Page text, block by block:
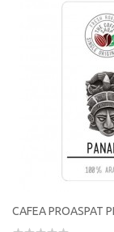
CAFEA PROASPAT